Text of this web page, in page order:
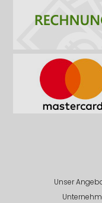
Unser